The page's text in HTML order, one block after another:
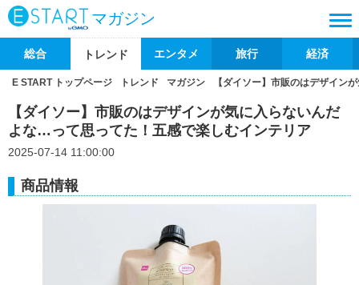
マガジン
総合 トレンド エンタメ 旅行 経済
E START トップページ トレンド マガジン 【ダイソー】市販のはデザイン
【ダイソー】市販のはデザインが気に入らないんだ
よな…って思ってた！五感で楽しむインテリア
2025-07-14 11:00:00
商品情報